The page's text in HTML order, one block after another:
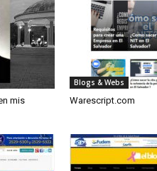
mis
Blogs & Webs
Warescript.com